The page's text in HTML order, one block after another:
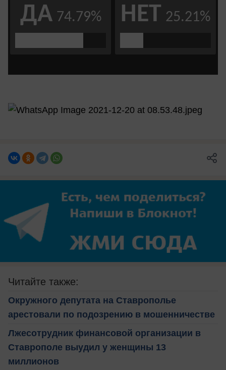
Читайте также:
Окружного депутата на Ставрополье
арестовали по подозрению в мошенничестве
Лжесотрудник финансовой организации в
Ставрополе выудил у женщины 13
миллионов